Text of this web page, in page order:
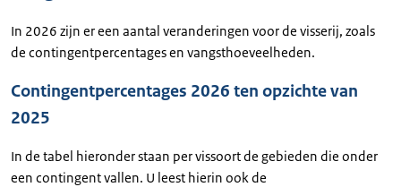
In 2026 zijn er een aantal veranderingen voor de visserij, zoals
de contingentpercentages en vangsthoeveelheden.
Contingentpercentages 2026 ten opzichte van
2025
In de tabel hieronder staan per vissoort de gebieden die onder
een contingent vallen. U leest hierin ook de